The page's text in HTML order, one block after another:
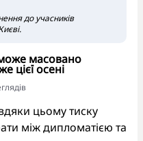
до учасників
масовано
цієї осені
цьому тиску
між дипломатією та